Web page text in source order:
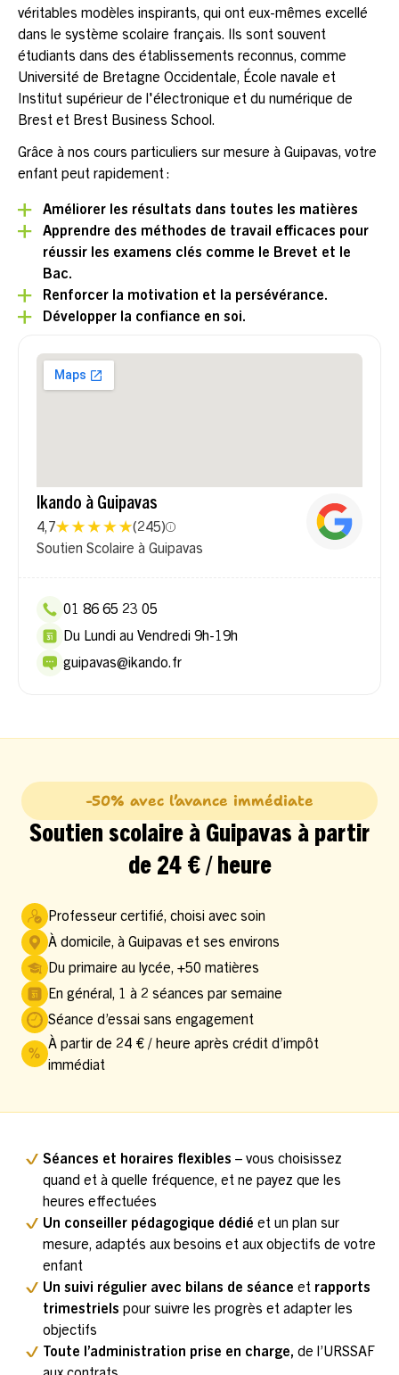
véritables modèles inspirants, qui ont eux-mêmes excellé
dans le système scolaire français. Ils sont souvent
étudiants dans des établissements reconnus, comme
Université de Bretagne Occidentale, École navale et
Institut supérieur de l'électronique et du numérique de
Brest et Brest Business School.
Grâce à nos cours particuliers sur mesure à Guipavas, votre
enfant peut rapidement :
Améliorer les résultats dans toutes les matières
Apprendre des méthodes de travail efficaces pour
réussir les examens clés comme le Brevet et le
Bac.
Renforcer la motivation et la persévérance.
Développer la confiance en soi.
Ikando à Guipavas
4,7 (245)
Soutien Scolaire à Guipavas
01 86 65 23 05
Du Lundi au Vendredi 9h-19h
guipavas@ikando.fr
-50% avec l’avance immédiate
Soutien scolaire à Guipavas à partir
de 24 € / heure
Professeur certifié, choisi avec soin
À domicile, à Guipavas et ses environs
Du primaire au lycée, +50 matières
En général, 1 à 2 séances par semaine
Séance d’essai sans engagement
À partir de 24 € / heure après crédit d’impôt
immédiat
Séances et horaires flexibles – vous choisissez
quand et à quelle fréquence, et ne payez que les
heures effectuées
Un conseiller pédagogique dédié et un plan sur
mesure, adaptés aux besoins et aux objectifs de votre
enfant
Un suivi régulier avec bilans de séance et rapports
trimestriels pour suivre les progrès et adapter les
objectifs
Toute l’administration prise en charge, de l’URSSAF